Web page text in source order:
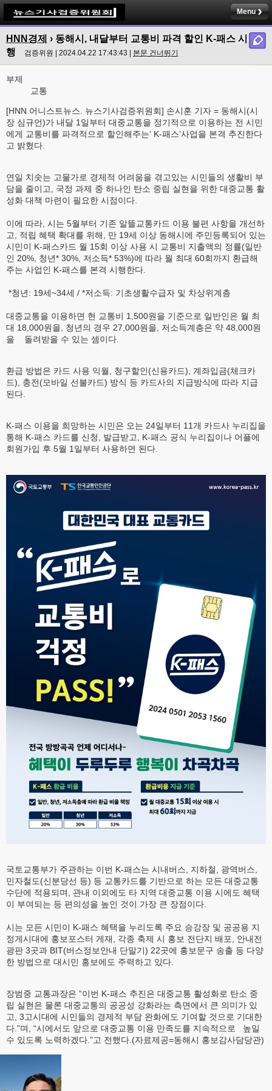
Menu
HNN경제 › 동해시, 내달부터 교통비 파격 할인 K-패스 시
행
검증위원 | 2024.04.22 17:43:43 | 본문 건너뛰기
부제
교통
[HNN 어니스트뉴스. 뉴스기사검증위원회] 손시훈 기자 = 동해시(시
장 심규언)가 내달 1일부터 대중교통을 정기적으로 이용하는 전 시민
에게 교통비를 파격적으로 할인해주는‘ K-패스’사업을 본격 추진한다
고 밝혔다.
연일 치솟는 고물가로 경제적 어려움을 겪고있는 시민들의 생활비 부
담을 줄이고, 국정 과제 중 하나인 탄소 중립 실현을 위한 대중교통 활
성화 대책 마련이 필요한 시점이다.
이에 따라, 시는 5월부터 기존 알뜰교통카드 이용 불편 사항을 개선하
고, 적립 혜택 확대를 위해, 만 19세 이상 동해시에 주민등록되어 있는
시민이 K-패스카드 월 15회 이상 사용 시 교통비 지출액의 정률(일반
인 20%, 청년* 30%, 저소득* 53%)에 따라 월 최대 60회까지 환급해
주는 사업인 K-패스를 본격 시행한다.
*청년: 19세~34세 / *저소득: 기초생활수급자 및 차상위계층
대중교통을 이용하면 현 교통비 1,500원을 기준으로 일반인은 월 최
대 18,000원을, 청년의 경우 27,000원을, 저소득계층은 약 48,000원
을 돌려받을 수 있는 셈이다.
환급 방법은 카드 사용 익월, 청구할인(신용카드), 계좌입금(체크카
드), 충전(모바일 선불카드) 방식 등 카드사의 지급방식에 따라 지급
된다.
K-패스 이용을 희망하는 시민은 오는 24일부터 11개 카드사 누리집을
통해 K-패스 카드를 신청, 발급받고, K-패스 공식 누리집이나 어플에
회원가입 후 5월 1일부터 사용하면 된다.
국토교통부가 주관하는 이번 K-패스는 시내버스, 지하철, 광역버스,
민자철도(신분당선 등) 등 교통카드를 기반으로 하는 모든 대중교통
수단에 적용되며, 관내 이외에도 타 지역 대중교통 이용 시에도 혜택
이 부여되는 등 편의성을 높인 것이 가장 큰 장점이다.
시는 모든 시민이 K-패스 혜택을 누리도록 주요 승강장 및 공공용 지
정게시대에 홍보포스터 게재, 각종 축제 시 홍보 전단지 배포, 안내전
광판 3곳과 BIT(버스정보안내 단말기) 22곳에 홍보문구 송출 등 다양
한 방법으로 대시민 홍보에도 주력하고 있다.
장범중 교통과장은 “이번 K-패스 추진은 대중교통 활성화로 탄소 중
립 실현은 물론 대중교통의 공공성 강화라는 측면에서 큰 의미가 있
고, 3고시대에 시민들의 경제적 부담 완화에도 기여할 것으로 기대한
다.”며, “시에서도 앞으로 대중교통 이용 만족도를 지속적으로 높일
수 있도록 노력하겠다.”고 전했다.(자료제공=동해시 홍보감사담당관)